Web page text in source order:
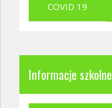
COVID 19
Informacje szkolne